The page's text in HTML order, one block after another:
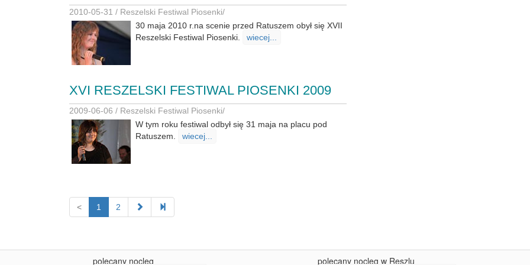
2010-05-31 / Reszelski Festiwal Piosenki/
30 maja 2010 r.na scenie przed Ratuszem obył się XVII
Reszelski Festiwal Piosenki.
wiecej...
XVI RESZELSKI FESTIWAL PIOSENKI 2009
2009-06-06 / Reszelski Festiwal Piosenki/
W tym roku festiwal odbył się 31 maja na placu pod
Ratuszem.
wiecej...
< 1 2
polecany nocleg polecany nocleg w Reszlu